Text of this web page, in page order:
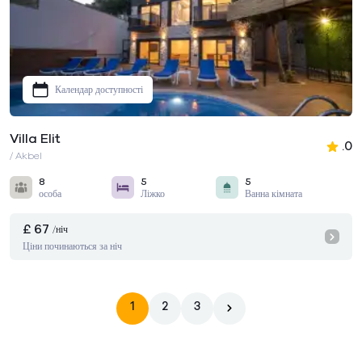
Календар доступності
Villa Elit
/ Akbel
.0
8
особа
5
Ліжко
5
Ванна кімната
£ 67 /ніч
Ціни починаються за ніч
1 2 3